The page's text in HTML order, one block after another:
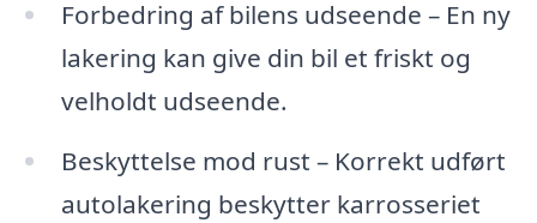
Forbedring af bilens udseende – En ny
lakering kan give din bil et friskt og
velholdt udseende.
Beskyttelse mod rust – Korrekt udført
autolakering beskytter karrosseriet